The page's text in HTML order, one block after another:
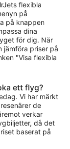
flexibla
på
på knappen
dina
för dig. När
jämföra priser på
"Visa flexibla
ett flyg?
Vi har märkt
de
verkar
då det
baserat på